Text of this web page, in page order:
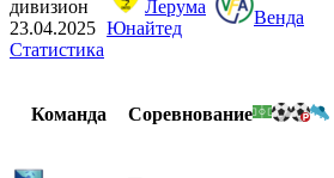
дивизион
23.04.2025
Лерума
Юнайтед
Венда
Статистика
Команда Соревнование